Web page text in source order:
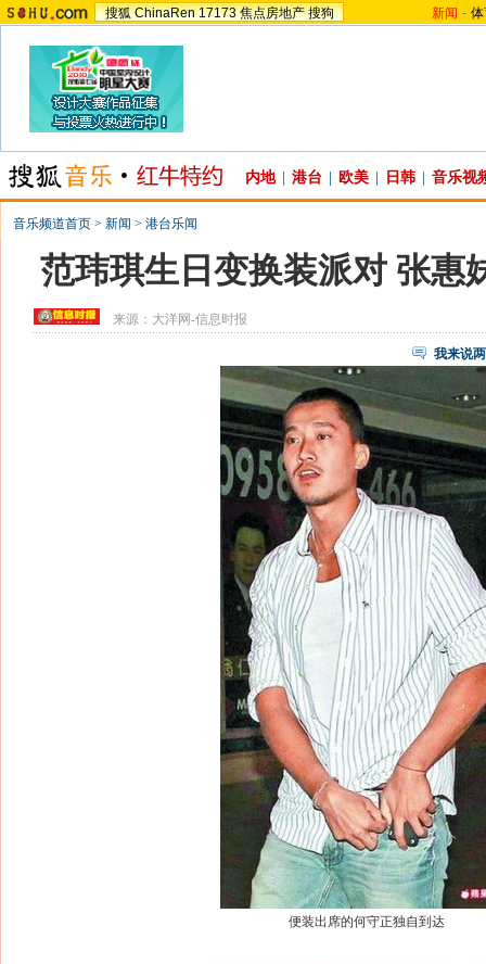
搜狐 ChinaRen 17173 焦点房地产 搜狗 新闻 -
内地 港台 欧美 日韩 音乐视
音乐频道首页 > 新闻 > 港台乐闻
范玮琪生日变换装派对 张惠
来源： 大洋网-信息时报
我来说
便装出席的何守正独自到达